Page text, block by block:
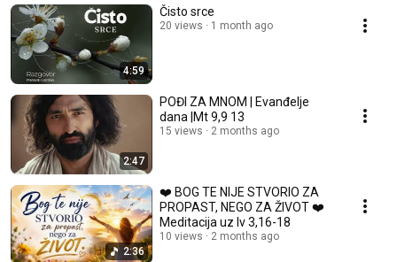
4:59
Čisto srce
20 views 1 month ago
2:47
POĐI ZA MNOM | Evanđelje
dana |Mt 9,9 13
15 views 2 months ago
2:36
❤️ BOG TE NIJE STVORIO ZA
PROPAST, NEGO ZA ŽIVOT ❤️
Meditacija uz Iv 3,16-18
10 views 2 months ago